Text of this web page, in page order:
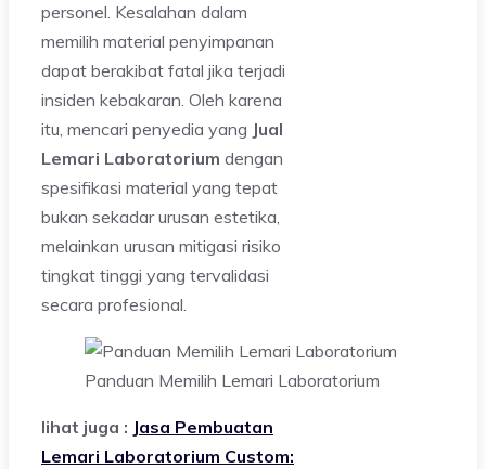
personel. Kesalahan dalam
memilih material penyimpanan
dapat berakibat fatal jika terjadi
insiden kebakaran. Oleh karena
itu, mencari penyedia yang Jual
Lemari Laboratorium dengan
spesifikasi material yang tepat
bukan sekadar urusan estetika,
melainkan urusan mitigasi risiko
tingkat tinggi yang tervalidasi
secara profesional.
Panduan Memilih Lemari Laboratorium
lihat juga : Jasa Pembuatan
Lemari Laboratorium Custom: